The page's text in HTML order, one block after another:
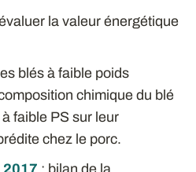
la valeur énergétique
blés à faible poids
chimique du blé
faible PS sur leur
chez le porc.
2017 : bilan de la